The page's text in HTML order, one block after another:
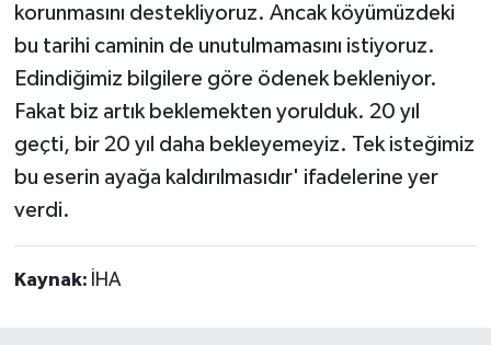
korunmasını destekliyoruz. Ancak köyümüzdeki
bu tarihi caminin de unutulmamasını istiyoruz.
Edindiğimiz bilgilere göre ödenek bekleniyor.
Fakat biz artık beklemekten yorulduk. 20 yıl
geçti, bir 20 yıl daha bekleyemeyiz. Tek isteğimiz
bu eserin ayağa kaldırılmasıdır' ifadelerine yer
verdi.
Kaynak: İHA